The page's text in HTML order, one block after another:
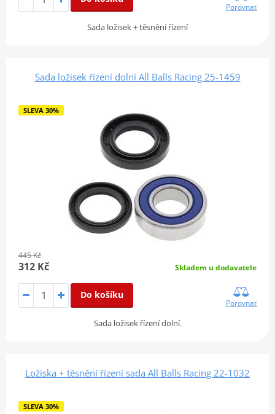
Porovnat
Sada ložisek + těsnění řízení
Sada ložisek řízení dolní All Balls Racing 25-1459
SLEVA 30%
445 Kč
312 Kč Skladem u dodavatele
Do košíku
Porovnat
Sada ložisek řízení dolní.
Ložiska + těsnění řízení sada All Balls Racing 22-1032
SLEVA 30%